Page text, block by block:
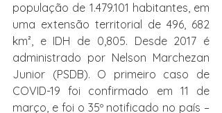
população de 1.479.101 habitantes, em
uma extensão territorial de 496, 682
km², e IDH de 0,805. Desde 2017 é
administrado por Nelson Marchezan
Junior (PSDB). O primeiro caso de
COVID-19 foi confirmado em 11 de
março, e foi o 35º notificado no país –